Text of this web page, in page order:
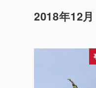
2018年12月